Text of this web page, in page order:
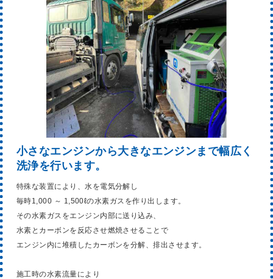
小さなエンジンから大きなエンジンまで幅広く
洗浄を行います。
特殊な装置により、水を電気分解し
毎時1,000 ～ 1,500ℓの水素ガスを作り出します。
その水素ガスをエンジン内部に送り込み、
水素とカーボンを反応させ燃焼させることで
エンジン内に堆積したカーボンを分解、排出させます。
施工時の水素流量により